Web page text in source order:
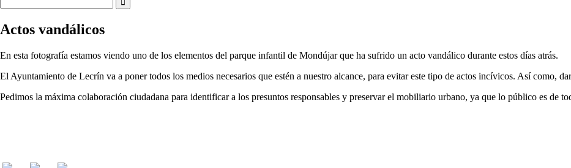
Actos vandálicos
En esta fotografía estamos viendo uno de los elementos del parque infantil de Mondújar que ha sufrido un acto vandálico durante estos días atrás.
El Ayuntamiento de Lecrín va a poner todos los medios necesarios que estén a nuestro alcance, para evitar este tipo de actos incívicos. Así como,
Pedimos la máxima colaboración ciudadana para identificar a los presuntos responsables y preservar el mobiliario urbano, ya que lo público es de